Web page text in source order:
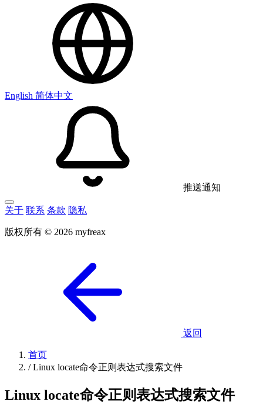
English 简体中文
推送通知
关于 联系 条款 隐私
版权所有 © 2026 myfreax
返回
首页
/ Linux locate命令正则表达式搜索文件
Linux locate命令正则表达式搜索文件